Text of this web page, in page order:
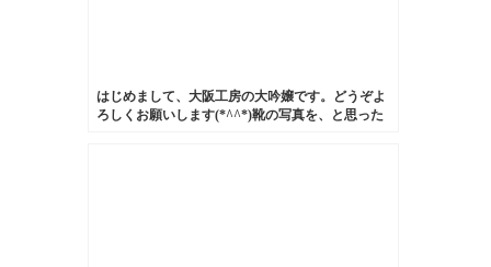
はじめまして、大阪工房の大吟嬢です。どうぞよ
ろしくお願いします(*^^*)靴の写真を、と思った